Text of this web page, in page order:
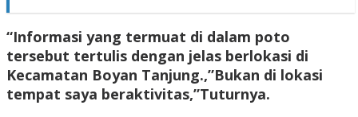
“Informasi yang termuat di dalam poto
tersebut tertulis dengan jelas berlokasi di
Kecamatan Boyan Tanjung.,”Bukan di lokasi
tempat saya beraktivitas,”Tuturnya.